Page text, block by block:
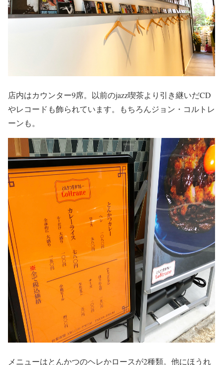
店内はカウンター9席。以前のjazz喫茶より引き継いだCD
やレコードも飾られています。もちろんジョン・コルトレ
ーンも。
メニューはとんかつのヘレかロースが2種類。他にほうれ